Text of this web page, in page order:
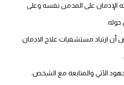
على المدمن نفسه وعلى
ارتياد مستشفيات علاج الادمان
الآتي والمتابعة مع الشخص.